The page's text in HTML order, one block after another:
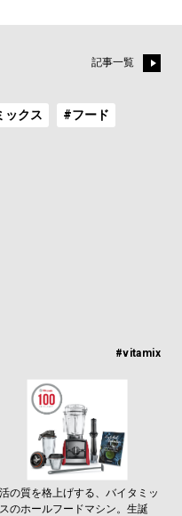
記事一覧
ックス #フード
#vitamix
の質を格上げする、バイタミッ
のホールフードマシン。生誕